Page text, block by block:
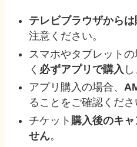
テレビブラウザから
注意ください。
スマホやタブレット
く 必ずアプリで購入
アプリ購入の場合、
ることをご確認くださ
チケット 購入後のキ
せん。